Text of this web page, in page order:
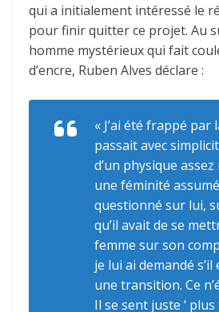
qui a initialement intéressé le
pour finir quitter ce projet. Au
homme mystérieux qui fait
d’encre, Ruben Alves déclare :
« J’ai été frappé par
passait avec
d’un physique
une féminité
questionné sur lui,
qu’il avait de se
femme sur son
je lui ai demandé
une transition. Ce
Il se sent juste ‘